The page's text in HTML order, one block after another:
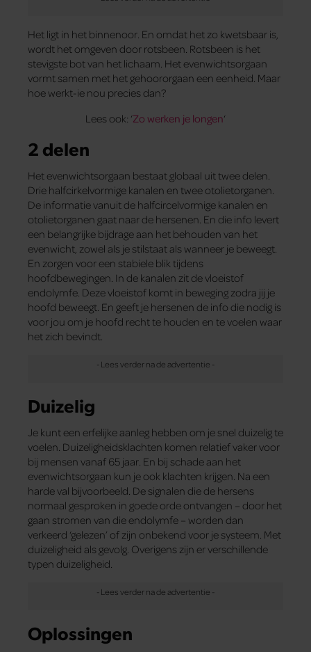
Het ligt in het binnenoor. En omdat het zo kwetsbaar is,
wordt het omgeven door rotsbeen. Rotsbeen is het
stevigste bot van het lichaam. Het evenwichtsorgaan
vormt samen met het gehoororgaan een eenheid. Maar
hoe werkt-ie nou precies dan?
Lees ook: ‘Zo werken je longen‘
2 delen
Het evenwichtsorgaan bestaat globaal uit twee delen.
Drie halfcirkelvormige kanalen en twee otolietorganen.
De informatie vanuit de halfcircelvormige kanalen en
otolietorganen gaat naar de hersenen. En die info levert
een belangrijke bijdrage aan het behouden van het
evenwicht, zowel als je stilstaat als wanneer je beweegt.
En zorgen voor een stabiele blik tijdens
hoofdbewegingen. In de kanalen zit de vloeistof
endolymfe. Deze vloeistof komt in beweging zodra jij je
hoofd beweegt. En geeft je hersenen de info die nodig is
voor jou om je hoofd recht te houden en te voelen waar
het zich bevindt.
Duizelig
Je kunt een erfelijke aanleg hebben om je snel duizelig te
voelen. Duizeligheidsklachten komen relatief vaker voor
bij mensen vanaf 65 jaar. En bij schade aan het
evenwichtsorgaan kun je ook klachten krijgen. Na een
harde val bijvoorbeeld. De signalen die de hersens
normaal gesproken in goede orde ontvangen – door het
gaan stromen van die endolymfe – worden dan
verkeerd ‘gelezen’ of zijn onbekend voor je systeem. Met
duizeligheid als gevolg. Overigens zijn er verschillende
typen duizeligheid.
Oplossingen